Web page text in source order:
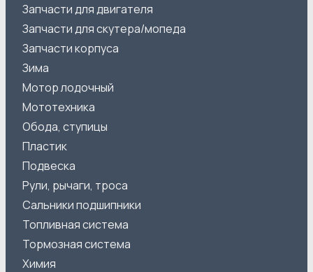
Запчасти для двигателя
Запчасти для скутера/мопеда
Запчасти корпуса
Зима
Мотор лодочный
Мототехника
Обода, ступицы
Пластик
Подвеска
Рули, рычаги, троса
Сальники подшипники
Топливная система
Тормозная система
Химия